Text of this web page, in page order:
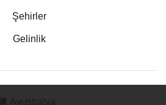
Şehirler
Gelinlik